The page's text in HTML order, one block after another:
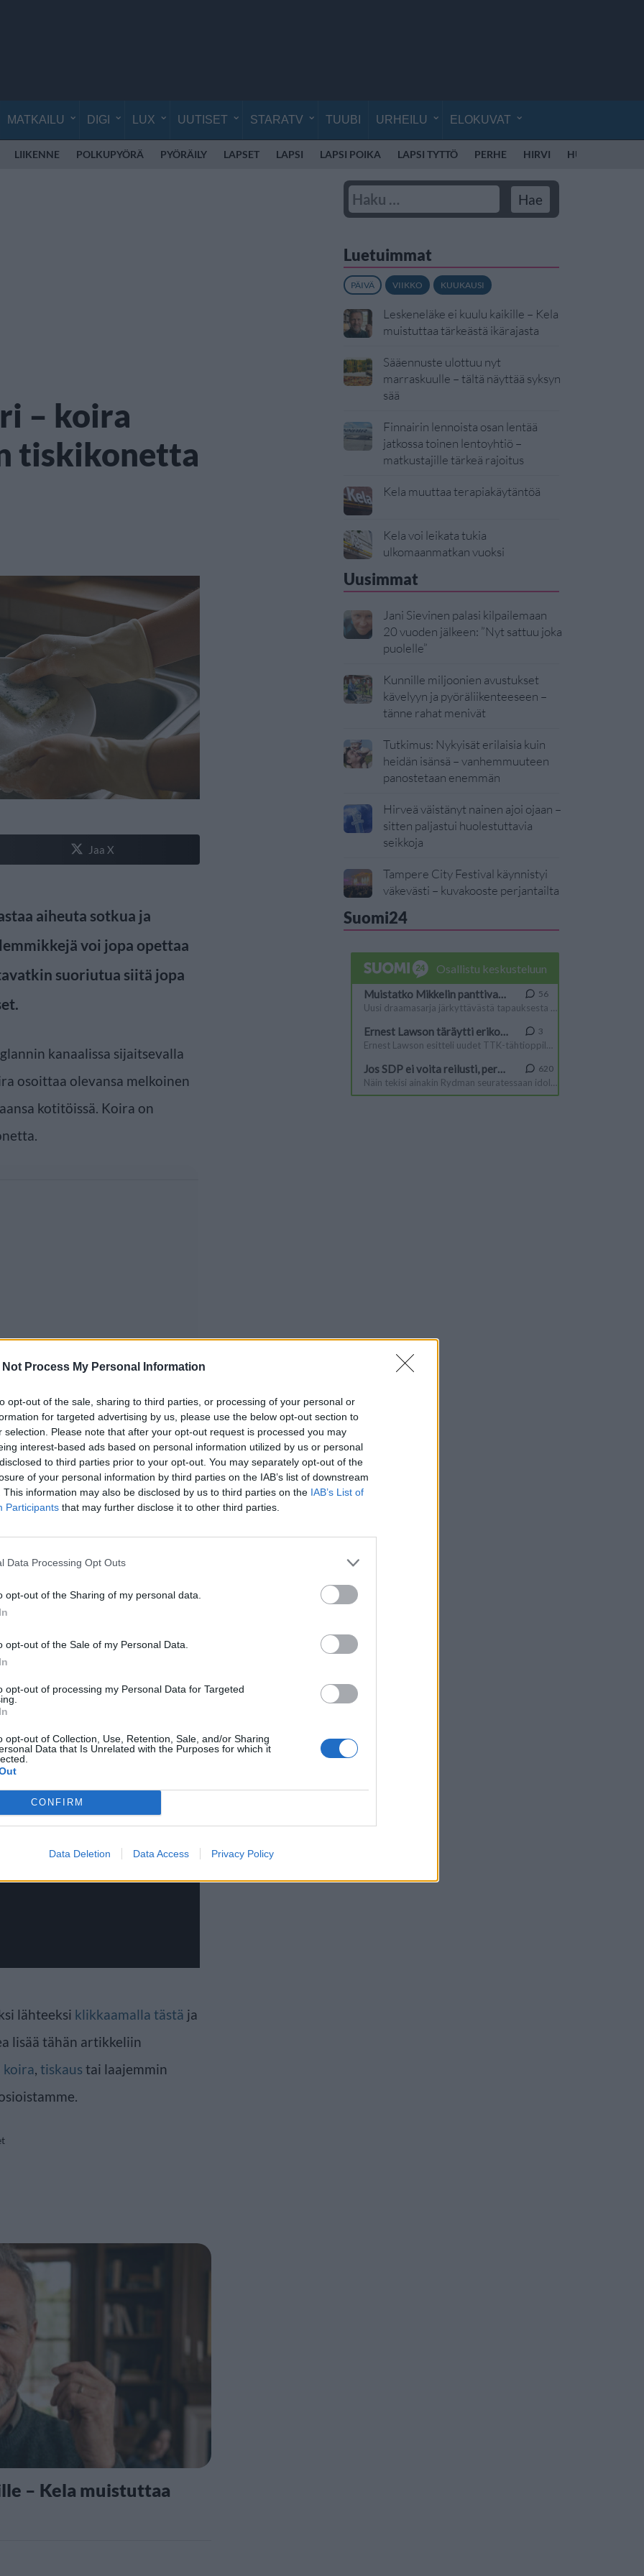
Not Process My Personal Information
opt-out of the sale, sharing to third parties, or processing of your personal or
for targeted advertising by us, please use the below opt-out section to
selection. Please note that after your opt-out request is processed you may
interest-based ads based on personal information utilized by us or personal
to third parties prior to your opt-out. You may separately opt-out of the
of your personal information by third parties on the IAB’s list of downstream
This information may also be disclosed by us to third parties on the IAB’s List of
Participants that may further disclose it to other third parties.
Data Processing Opt Outs
opt-out of the Sharing of my personal data.
opt-out of the Sale of my Personal Data.
opt-out of processing my Personal Data for Targeted
opt-out of Collection, Use, Retention, Sale, and/or Sharing
Data that Is Unrelated with the Purposes for which it
CONFIRM
Data Deletion Data Access Privacy Policy
MATKAILU DIGI LUX UUTISET STARATV TUUBI URHEILU ELOKUVAT
LIIKENNE POLKUPYÖRÄ PYÖRÄILY LAPSET LAPSI LAPSI POIKA LAPSI TYTTÖ PERHE HIRVI HUUMEET
– koira
tiskikonetta
Jaa X
aiheuta sotkua ja
voi jopa opettaa
suoriutua siitä jopa
kanaalissa sijaitsevalla
osoittaa olevansa melkoinen
kotitöissä. Koira on
alakoriin. Kyseinen
miltä tahansa koiralta, mutta
osaa myös työntää
sulkea tiskikoneen luukun.
lähteeksi klikkaamalla tästä ja
lisää tähän artikkeliin
koira, tiskaus tai laajemmin
– Kela muistuttaa
Luetuimmat
PÄIVÄ VIIKKO KUUKAUSI
Leskeneläke ei kuulu kaikille – Kela
muistuttaa tärkeästä ikärajasta
Sääennuste ulottuu nyt
marraskuulle – tältä näyttää syksyn
sää
Finnairin lennoista osan lentää
jatkossa toinen lentoyhtiö –
matkustajille tärkeä rajoitus
Kela muuttaa terapiakäytäntöä
Kela voi leikata tukia
ulkomaanmatkan vuoksi
Uusimmat
Jani Sievinen palasi kilpailemaan
20 vuoden jälkeen: ”Nyt sattuu joka
puolelle”
Kunnille miljoonien avustukset
kävelyyn ja pyöräliikenteeseen –
tänne rahat menivät
Tutkimus: Nykyisät erilaisia kuin
heidän isänsä – vanhemmuuteen
panostetaan enemmän
Hirveä väistänyt nainen ajoi ojaan –
sitten paljastui huolestuttavia
seikkoja
Tampere City Festival käynnistyi
väkevästi – kuvakooste perjantailta
Suomi24